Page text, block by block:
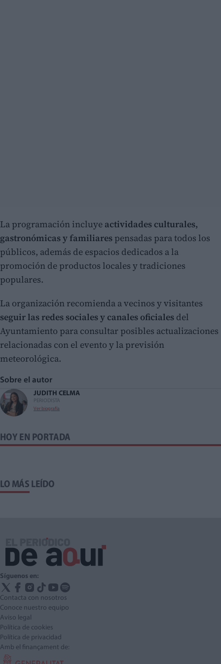
La programación incluye actividades culturales,
gastronómicas y familiares pensadas para todos los
públicos, además de espacios dedicados a la
promoción de productos locales y tradiciones
populares.
La organización recomienda a vecinos y visitantes
seguir las redes sociales y canales oficiales del
Ayuntamiento para consultar posibles actualizaciones
relacionadas con el evento y la previsión
meteorológica.
Sobre el autor
JUDITH CELMA
PERIODISTA
Ver biografía
HOY EN PORTADA
LO MÁS LEÍDO
Síguenos en:
Contacta con nosotros
Conoce nuestro equipo
Aviso legal
Política de cookies
Política de privacidad
Amb el finançament de: